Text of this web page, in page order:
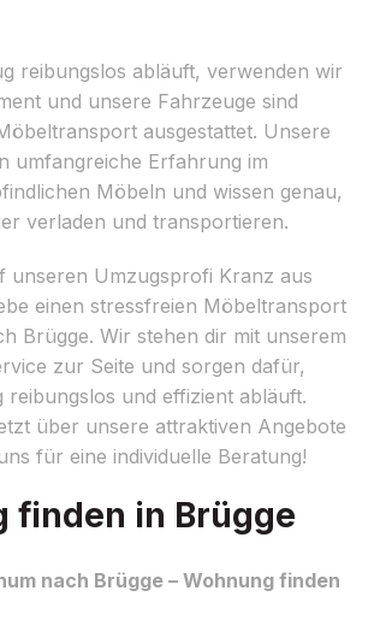
reibungslos abläuft, verwenden wir
und unsere Fahrzeuge sind
ausgestattet. Unsere
umfangreiche Erfahrung im
Möbeln und wissen genau,
verladen und transportieren.
unseren Umzugsprofi Kranz aus
einen stressfreien Möbeltransport
Brügge. Wir stehen dir mit unserem
zur Seite und sorgen dafür,
reibungslos und effizient abläuft.
über unsere attraktiven Angebote
für eine individuelle Beratung!
finden in Brügge
nach Brügge – Wohnung finden